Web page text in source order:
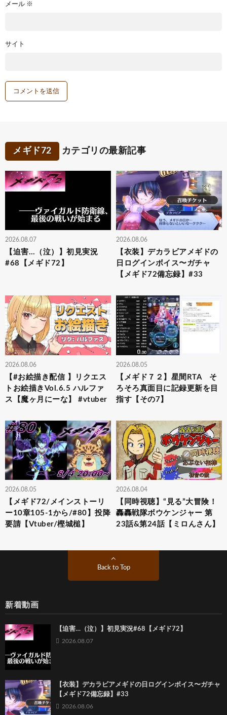
メール ※
サイト
メギド72 カテゴリの最新記事
2026.08.07
【迫害…（泣）】初見実況
#68【メギド72】
2026.08.06
【衣装】デカラビアメギドの
日ログインボイス〜ガチャ
【メギド72備忘録】#33
2026.08.06
【#お絵描き配信 】リクエス
トお絵描きVol.6.5 ハルファ
ス【魔ヶ月にーな】 #vtuber
2026.08.05
【メギド７２】星間RTA そ
ろそろ真面目に記録更新を目
指す【その7】
2026.08.05
【メギド72/メインストーリ
ー10章105-1から/#80】投降
要請【Vtuber/樫城槌】
2026.08.04
【同時視聴】“見る”大冒険！
轟轟戦隊ボウケンジャー 第
23話&第24話【ミロんさん】
Back to Top
新着動画
【迫害…（泣）】初見実況#68【メギド72】
2026.08.07
【衣装】デカラビアメギドの日ログインボイス〜ガチャ
【メギド72備忘録】#33
2026.08.06